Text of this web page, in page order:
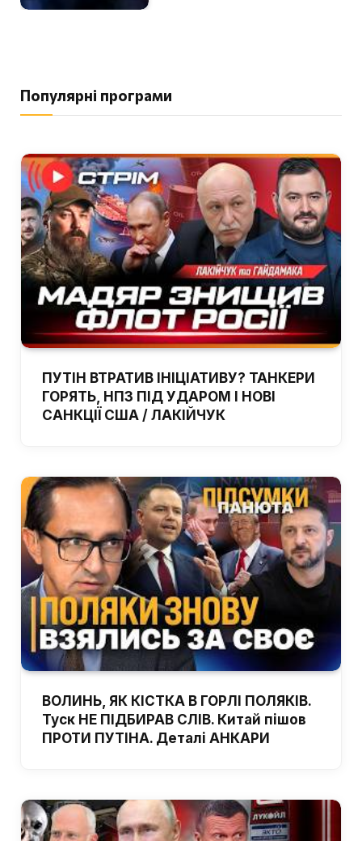
Популярні програми
ПУТІН ВТРАТИВ ІНІЦІАТИВУ? ТАНКЕРИ
ГОРЯТЬ, НПЗ ПІД УДАРОМ І НОВІ
САНКЦІЇ США / ЛАКІЙЧУК
ВОЛИНЬ, ЯК КІСТКА В ГОРЛІ ПОЛЯКІВ.
Туск НЕ ПІДБИРАВ СЛІВ. Китай пішов
ПРОТИ ПУТІНА. Деталі АНКАРИ